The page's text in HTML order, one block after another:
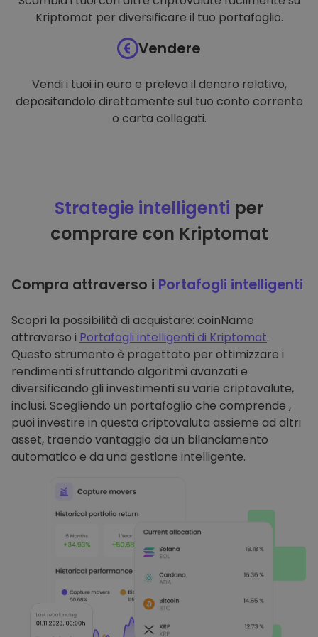
Kriptomat per diversificare il tuo portafoglio.
Vendere
Vendi i tuoi in euro e preleva il denaro relativo,
depositandolo direttamente sul tuo conto corrente
o carta collegati.
Strategie intelligenti per
comprare con Kriptomat
Compra attraverso i Portafogli intelligenti
Scopri la possibilità di acquistare: coinName
attraverso i Portafogli intelligenti di Kriptomat.
Questo strumento è progettato per ottimizzare i
rendimenti sfruttando algoritmi avanzati e
diversificando gli investimenti su varie criptovalute,
inclusi. Scegliendo un portafoglio che comprende ,
puoi investire in questa criptovaluta assieme ad altri
asset, traendo vantaggio da un bilanciamento
automatico e da una gestione intelligente.